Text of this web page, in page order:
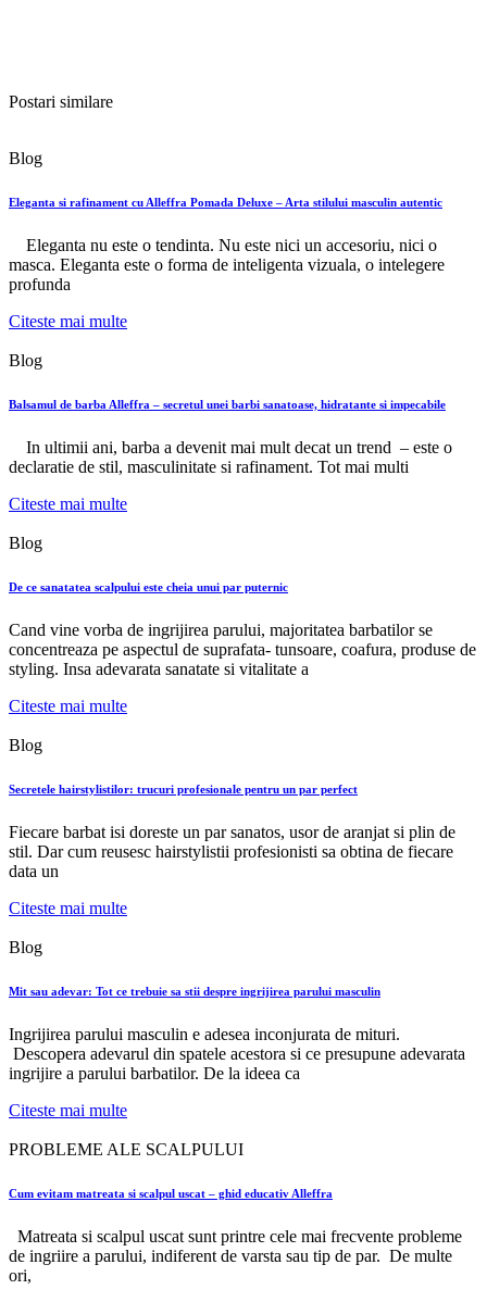
Postari similare
Blog
Eleganta si rafinament cu Alleffra Pomada Deluxe – Arta stilului masculin autentic
Eleganta nu este o tendinta. Nu este nici un accesoriu, nici o
masca. Eleganta este o forma de inteligenta vizuala, o intelegere
profunda
Citeste mai multe
Blog
Balsamul de barba Alleffra – secretul unei barbi sanatoase, hidratante si impecabile
In ultimii ani, barba a devenit mai mult decat un trend – este o
declaratie de stil, masculinitate si rafinament. Tot mai multi
Citeste mai multe
Blog
De ce sanatatea scalpului este cheia unui par puternic
Cand vine vorba de ingrijirea parului, majoritatea barbatilor se
concentreaza pe aspectul de suprafata- tunsoare, coafura, produse de
styling. Insa adevarata sanatate si vitalitate a
Citeste mai multe
Blog
Secretele hairstylistilor: trucuri profesionale pentru un par perfect
Fiecare barbat isi doreste un par sanatos, usor de aranjat si plin de
stil. Dar cum reusesc hairstylistii profesionisti sa obtina de fiecare
data un
Citeste mai multe
Blog
Mit sau adevar: Tot ce trebuie sa stii despre ingrijirea parului masculin
Ingrijirea parului masculin e adesea inconjurata de mituri.
Descopera adevarul din spatele acestora si ce presupune adevarata
ingrijire a parului barbatilor. De la ideea ca
Citeste mai multe
PROBLEME ALE SCALPULUI
Cum evitam matreata si scalpul uscat – ghid educativ Alleffra
Matreata si scalpul uscat sunt printre cele mai frecvente probleme
de ingriire a parului, indiferent de varsta sau tip de par. De multe
ori,